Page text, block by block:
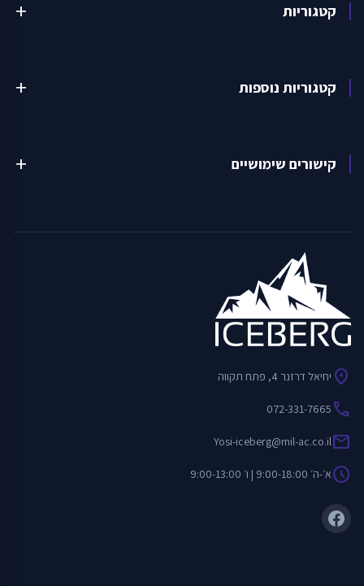
קטגוריות add
קטגוריות נוספות add
קישורים שימושיים add
location_on יחיאל דרזנר 4, פתח תקווה
call
072-331-7665
mail
Yosi-iceberg@mil-ac.co.il
scheduleא׳-ה׳ 9:00-18:00 | ו׳ 9:00-13:00